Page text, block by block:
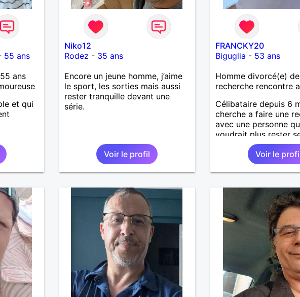
55 ans
ans
et qui
Niko12
Rodez - 35 ans
Encore un jeune homme, j’aime
le sport, les sorties mais aussi
rester tranquille devant une
série.
Voir le profil
FRANCKY20
Biguglia - 53 ans
Homme divorcé(e)
recherche rencontre
Célibataire depuis 6
cherche a faire une
avec une personne
voudrait plus rester
comme moi .
Voir le